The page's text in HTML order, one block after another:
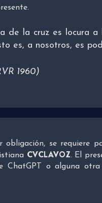
de la cruz es locura
es, a nosotros, es
1960)
obligación, se requiere
CVCLAVOZ. El
ChatGPT o alguna